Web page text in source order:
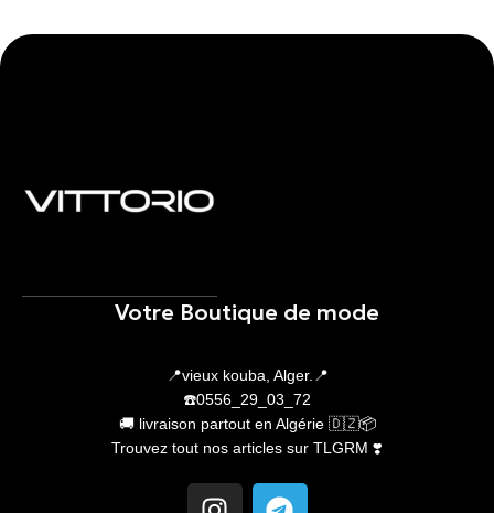
Votre Boutique de mode
📍vieux kouba, Alger.📍
☎️0556_29_03_72
🚚 livraison partout en Algérie 🇩🇿📦
Trouvez tout nos articles sur TLGRM ❣️